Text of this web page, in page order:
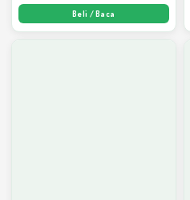
Beli / Baca